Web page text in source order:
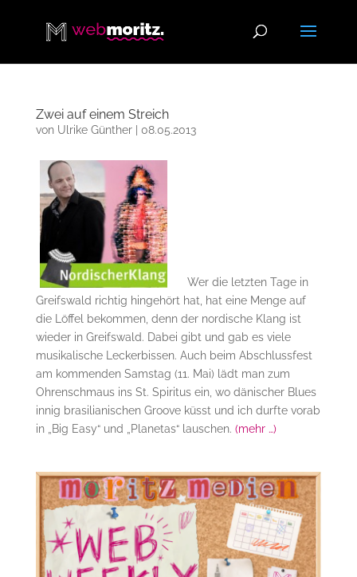
Zwei auf einem Streich
von Ulrike Günther| 08.05.2013
Wer die letzten Tage in
Greifswald richtig hingehört hat, hat eine Menge auf
die Löffel bekommen, denn der nordische Klang ist
wieder in Greifswald. Dabei gibt und gab es viele
musikalische Leckerbissen. Auch beim Abschlussfest
am kommenden Samstag (11. Mai) lädt man zum
Ohrenschmaus ins St. Spiritus ein, wo dänischer Blues
innig brasilianischen Groove küsst und ich durfte vorab
in „Big Easy“ und „Planetas“ lauschen. (mehr …)